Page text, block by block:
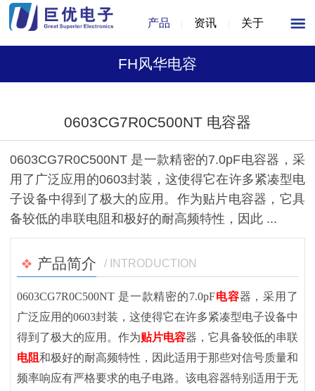
产品 资讯 关于
FH风华电容
1/1
0603CG7R0C500NT 电容器
0603CG7R0C500NT 是一款精密的7.0pF电容器，采
用了广泛应用的0603封装，这使得它在许多紧凑型电
子设备中得到了极大的应用。作为贴片电容器，它具
备较低的串联电阻和极好的耐高频特性，因此 ...
产品简介 / INTRODUCTION
0603CG7R0C500NT 是一款精密的7.0pF电容器，采用了
广泛应用的0603封装，这使得它在许多紧凑型电子设备中
得到了极大的应用。作为贴片电容器，它具备较低的串联
电阻和极好的耐高频特性，因此适用于那些对信号质量和
频率响应有严格要求的电子电路。该电容器特别适用于无